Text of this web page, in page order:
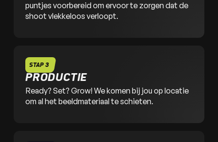
puntjes voorbereid om ervoor te zorgen dat de
shoot vlekkeloos verloopt.
STAP 3
PRODUCTIE
Ready? Set? Grow! We komen bij jou op locatie
om al het beeldmateriaal te schieten.